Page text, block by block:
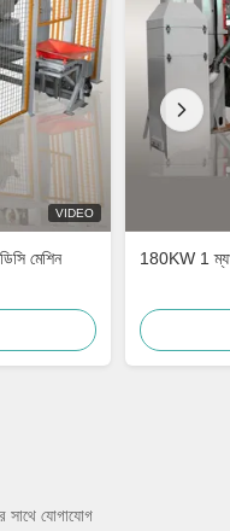
VIDEO
মেশিন 180KW 1
সাথে যোগাযোগ